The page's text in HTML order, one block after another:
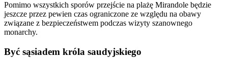
Pomimo wszystkich sporów przejście na plażę Mirandole będzie
jeszcze przez pewien czas ograniczone ze względu na obawy
związane z bezpieczeństwem podczas wizyty szanownego
monarchy.
Być sąsiadem króla saudyjskiego